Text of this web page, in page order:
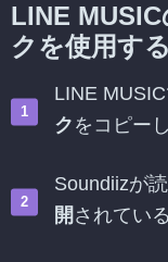
LINE
クを使用する
LINE
ク をコピー
Soundiizが
開 されてい